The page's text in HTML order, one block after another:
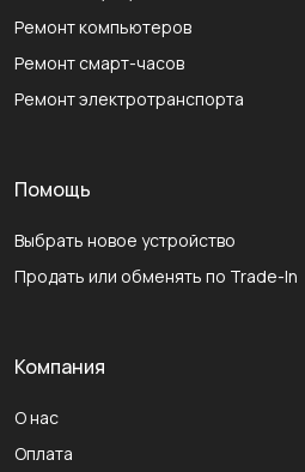
Ремонт компьютеров
Ремонт смарт-часов
Ремонт электротранспорта
Помощь
Выбрать новое устройство
Продать или обменять по Trade-In
Компания
О нас
Оплата